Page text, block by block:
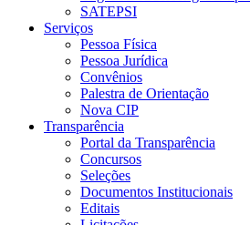
SATEPSI
Serviços
Pessoa Física
Pessoa Jurídica
Convênios
Palestra de Orientação
Nova CIP
Transparência
Portal da Transparência
Concursos
Seleções
Documentos Institucionais
Editais